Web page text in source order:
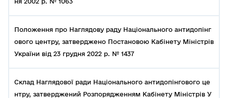
Положення про Наглядову раду Національного антидопінг
ового центру, затверджено Постановою Кабінету Міністрів
України від 23 грудня 2022 р. № 1437
Склад Наглядової ради Національного антидопінгового це
нтру, затверджений Розпорядженням Кабінету Міністрів У